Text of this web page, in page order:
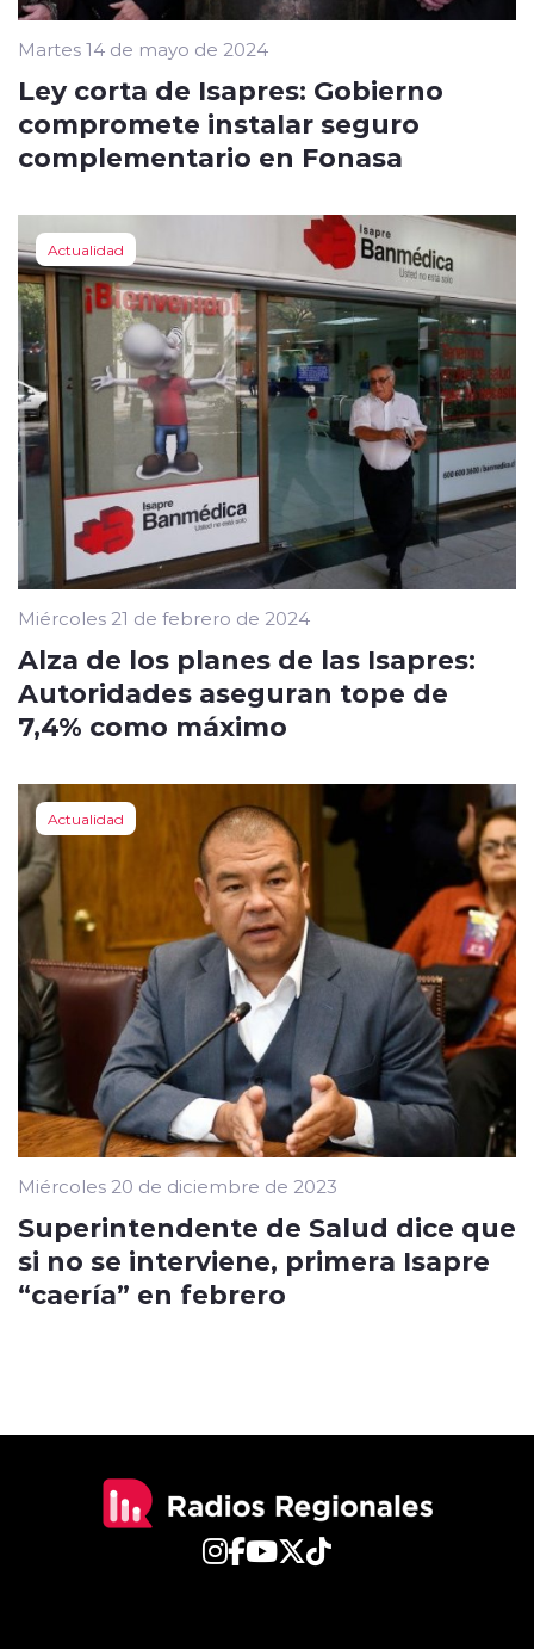
Martes 14 de mayo de 2024
Ley corta de Isapres: Gobierno
compromete instalar seguro
complementario en Fonasa
Actualidad
Miércoles 21 de febrero de 2024
Alza de los planes de las Isapres:
Autoridades aseguran tope de
7,4% como máximo
Actualidad
Miércoles 20 de diciembre de 2023
Superintendente de Salud dice que
si no se interviene, primera Isapre
“caería” en febrero